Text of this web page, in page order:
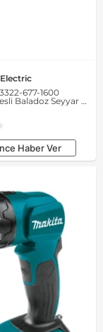
677-1600
Baladoz Seyyar El
Haber Ver